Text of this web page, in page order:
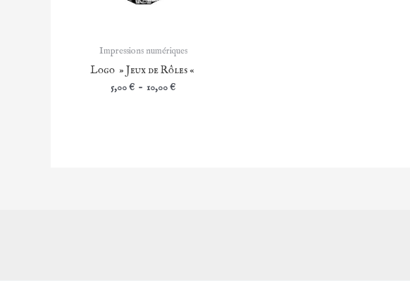
Impressions numériques
Logo » Jeux de Rôles «
5,00€ – 10,00€Plage